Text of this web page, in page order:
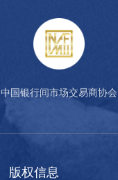
中国银行间市场交易商协会
版权信息